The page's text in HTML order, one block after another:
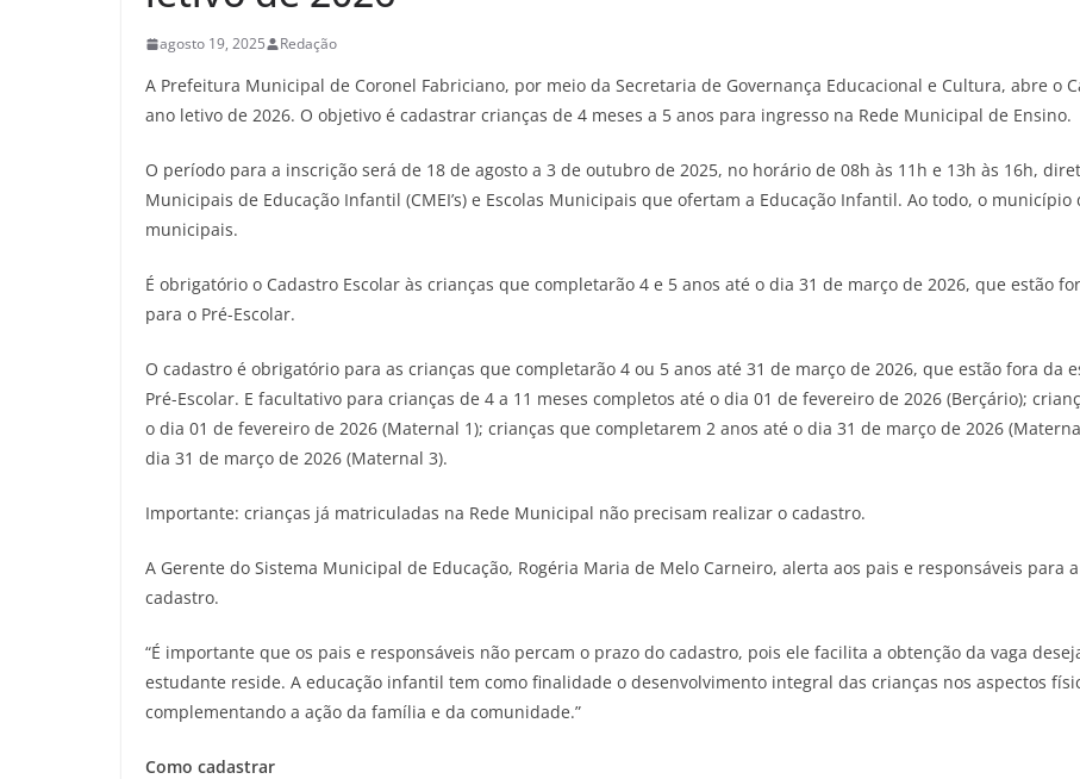
agosto 19, 2025 Redação
A Prefeitura Municipal de Coronel Fabriciano, por meio da Secretaria de Governança Educacional e Cultura, abre o
ano letivo de 2026. O objetivo é cadastrar crianças de 4 meses a 5 anos para ingresso na Rede Municipal de Ensino.
O período para a inscrição será de 18 de agosto a 3 de outubro de 2025, no horário de 08h às 11h e 13h às 16h,
Municipais de Educação Infantil (CMEI’s) e Escolas Municipais que ofertam a Educação Infantil. Ao todo, o município
municipais.
É obrigatório o Cadastro Escolar às crianças que completarão 4 e 5 anos até o dia 31 de março de 2026, que estão
para o Pré-Escolar.
O cadastro é obrigatório para as crianças que completarão 4 ou 5 anos até 31 de março de 2026, que estão fora da
Pré-Escolar. E facultativo para crianças de 4 a 11 meses completos até o dia 01 de fevereiro de 2026 (Berçário);
o dia 01 de fevereiro de 2026 (Maternal 1); crianças que completarem 2 anos até o dia 31 de março de 2026
dia 31 de março de 2026 (Maternal 3).
Importante: crianças já matriculadas na Rede Municipal não precisam realizar o cadastro.
A Gerente do Sistema Municipal de Educação, Rogéria Maria de Melo Carneiro, alerta aos pais e responsáveis
cadastro.
“É importante que os pais e responsáveis não percam o prazo do cadastro, pois ele facilita a obtenção da vaga
estudante reside. A educação infantil tem como finalidade o desenvolvimento integral das crianças nos aspectos
complementando a ação da família e da comunidade.”
Como cadastrar